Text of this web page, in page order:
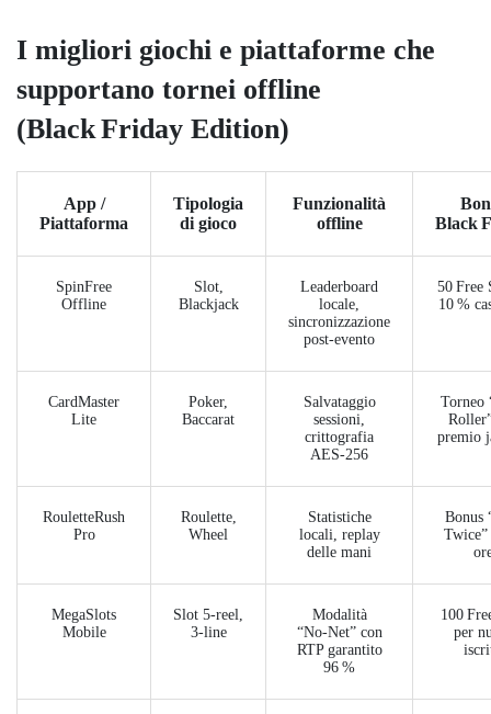
I migliori giochi e piattaforme che
supportano tornei offline
(Black Friday Edition)
App /
Piattaforma
Tipologia
di gioco
Funzionalità
offline
Black
SpinFree
Offline
Slot,
Blackjack
Leaderboard
locale,
sincronizzazione
post‑evento
50 Free
10 %
CardMaster
Lite
Poker,
Baccarat
Salvataggio
sessioni,
crittografia
AES‑256
Torneo
premio
RouletteRush
Pro
Roulette,
Wheel
Statistiche
locali, replay
delle mani
Bonus
Twice”
MegaSlots
Mobile
Slot 5‑reel,
3‑line
Modalità
“No‑Net” con
RTP garantito
96 %
100
per